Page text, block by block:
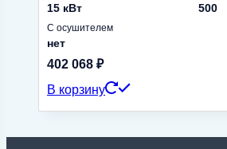
15 кВт 500
С осушителем
нет
402 068 ₽
В корзину